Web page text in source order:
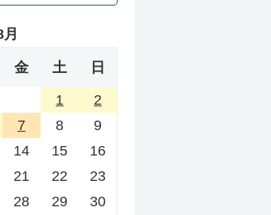
金 土 日
1
2
7 8
9
14 15
16
21 22
23
28 29
30